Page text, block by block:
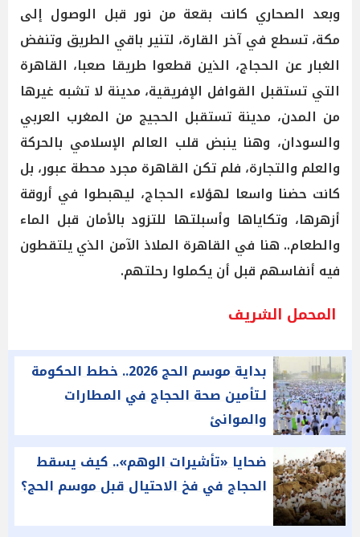
وبعد الصحاري كانت بقعة من نور قبل الوصول إلى
مكة، تسطع في آخر القارة، لتنير باقي الطريق وتنفض
الغبار عن الحجاج، الذين قطعوا طريقا صعبا، القاهرة
التي تستقبل القوافل الإفريقية، مدينة لا تشبه غيرها
من المدن، مدينة تستقبل الحجيج من المغرب العربي
والسودان، وهنا ينبض قلب العالم الإسلامي بالحركة
والعلم والتجارة، فلم تكن القاهرة مجرد محطة عبور، بل
كانت حضنا واسعا لهؤلاء الحجاج، ليهبطوا في أروقة
أزهرها، وتكاياها وأسبلتها للتزود بالأمان قبل الماء
والطعام.. هنا في القاهرة الملاذ الآمن الذي يلتقطون
فيه أنفاسهم قبل أن يكملوا رحلتهم.
المحمل الشريف
بداية موسم الحج 2026.. خطط الحكومة
لـتأمين صحة الحجاج في المطارات
والموانئ
ضحايا «تأشيرات الوهم».. كيف يسقط
الحجاج في فخ الاحتيال قبل موسم الحج؟